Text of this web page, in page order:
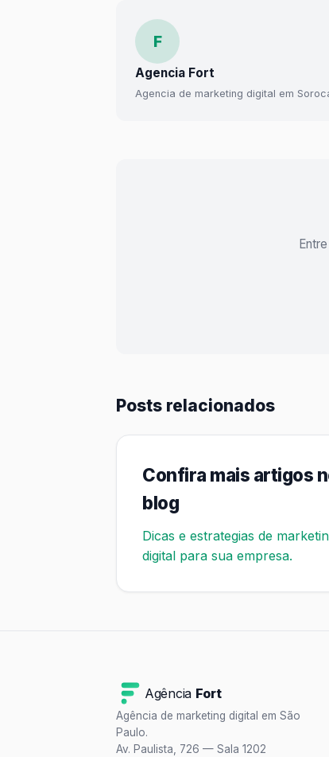
F
Agencia Fort
Agencia de marketing digital em
Posts relacionados
Confira mais artigos
blog
Dicas e estrategias de
digital para sua empresa.
Agência Fort
Agência de marketing digital em São
Paulo.
Av. Paulista, 726 — Sala 1202